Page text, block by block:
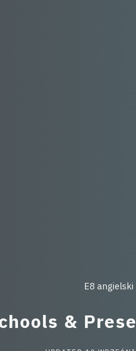
Post
E8 angielski
&